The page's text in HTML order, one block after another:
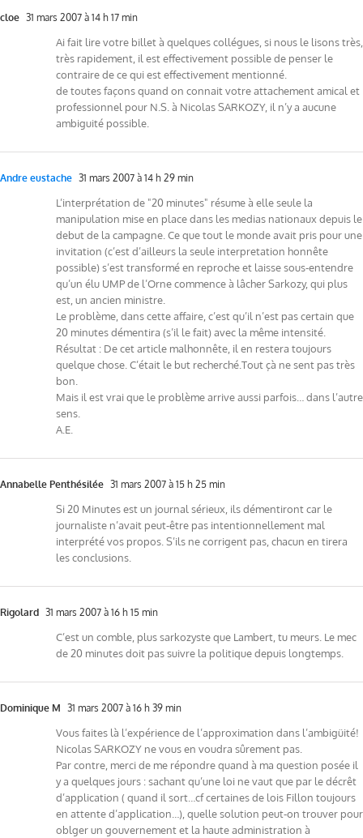
cloe 31 mars 2007 à 14 h 17 min
Ai fait lire votre billet à quelques collégues, si nous le lisons très,
très rapidement, il est effectivement possible de penser le
contraire de ce qui est effectivement mentionné.
de toutes façons quand on connait votre attachement amical et
professionnel pour N.S. à Nicolas SARKOZY, il n’y a aucune
ambiguité possible.
Andre eustache 31 mars 2007 à 14 h 29 min
L’interprétation de "20 minutes" résume à elle seule la
manipulation mise en place dans les medias nationaux depuis le
debut de la campagne. Ce que tout le monde avait pris pour une
invitation (c’est d’ailleurs la seule interpretation honnête
possible) s’est transformé en reproche et laisse sous-entendre
qu’un élu UMP de l’Orne commence à lâcher Sarkozy, qui plus
est, un ancien ministre.
Le problème, dans cette affaire, c’est qu’il n’est pas certain que
20 minutes démentira (s’il le fait) avec la même intensité.
Résultat : De cet article malhonnête, il en restera toujours
quelque chose. C’était le but recherché.Tout çà ne sent pas très
bon.
Mais il est vrai que le problème arrive aussi parfois… dans l’autre
sens.
A.E.
Annabelle Penthésilée 31 mars 2007 à 15 h 25 min
Si 20 Minutes est un journal sérieux, ils démentiront car le
journaliste n’avait peut-être pas intentionnellement mal
interprété vos propos. S’ils ne corrigent pas, chacun en tirera
les conclusions.
Rigolard 31 mars 2007 à 16 h 15 min
C’est un comble, plus sarkozyste que Lambert, tu meurs. Le mec
de 20 minutes doit pas suivre la politique depuis longtemps.
Dominique M 31 mars 2007 à 16 h 39 min
Vous faites là l’expérience de l’approximation dans l’ambigüité!
Nicolas SARKOZY ne vous en voudra sûrement pas.
Par contre, merci de me répondre quand à ma question posée il
y a quelques jours : sachant qu’une loi ne vaut que par le décrêt
d’application ( quand il sort…cf certaines de lois Fillon toujours
en attente d’application…), quelle solution peut-on trouver pour
oblger un gouvernement et la haute administration à